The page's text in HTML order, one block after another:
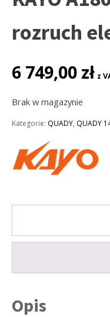
rozruch
6 749,00 zł z
Brak w magazynie
Kategorie: QUADY, QUADY
Opis